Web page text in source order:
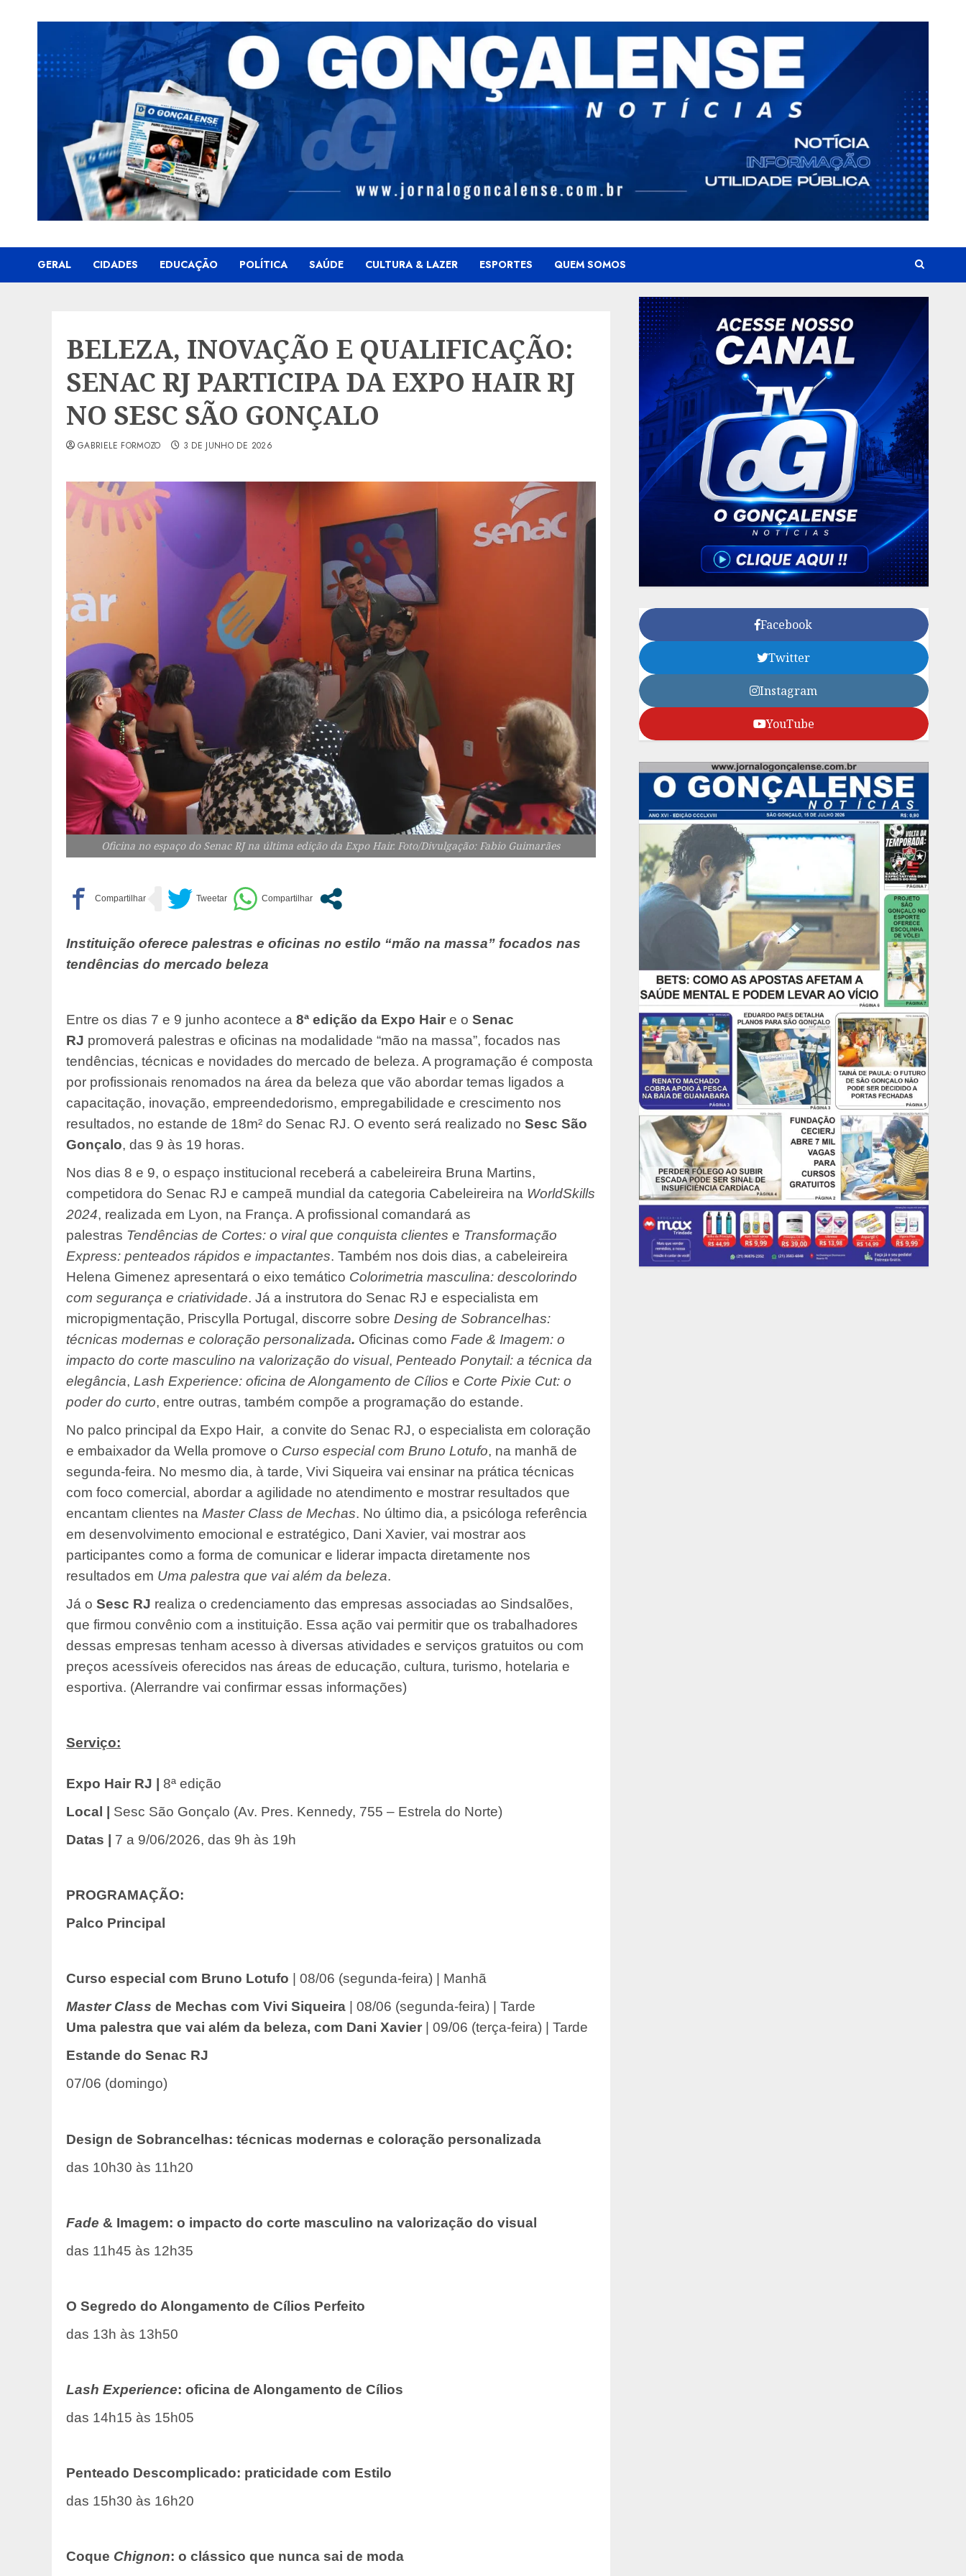
GERAL CIDADES EDUCAÇÃO POLÍTICA SAÚDE CULTURA & LAZER ESPORTES QUEM SOMOS
BELEZA, INOVAÇÃO E QUALIFICAÇÃO:
SENAC RJ PARTICIPA DA EXPO HAIR RJ
NO SESC SÃO GONÇALO
GABRIELE FORMOZO 3 DE JUNHO DE 2026
Oficina no espaço do Senac RJ na última edição da Expo Hair. Foto/Divulgação: Fabio Guimarães
Instituição oferece palestras e oficinas no estilo “mão na massa” focados nas
tendências do mercado beleza
Entre os dias 7 e 9 junho acontece a 8ª edição da Expo Hair e o Senac
RJ promoverá palestras e oficinas na modalidade “mão na massa”, focados nas
tendências, técnicas e novidades do mercado de beleza. A programação é composta
por profissionais renomados na área da beleza que vão abordar temas ligados a
capacitação, inovação, empreendedorismo, empregabilidade e crescimento nos
resultados, no estande de 18m² do Senac RJ. O evento será realizado no Sesc São
Gonçalo, das 9 às 19 horas.
Nos dias 8 e 9, o espaço institucional receberá a cabeleireira Bruna Martins,
competidora do Senac RJ e campeã mundial da categoria Cabeleireira na WorldSkills
2024, realizada em Lyon, na França. A profissional comandará as
palestras Tendências de Cortes: o viral que conquista clientes e Transformação
Express: penteados rápidos e impactantes. Também nos dois dias, a cabeleireira
Helena Gimenez apresentará o eixo temático Colorimetria masculina: descolorindo
com segurança e criatividade. Já a instrutora do Senac RJ e especialista em
micropigmentação, Priscylla Portugal, discorre sobre Desing de Sobrancelhas:
técnicas modernas e coloração personalizada. Oficinas como Fade & Imagem: o
impacto do corte masculino na valorização do visual, Penteado Ponytail: a técnica da
elegância, Lash Experience: oficina de Alongamento de Cílios e Corte Pixie Cut: o
poder do curto, entre outras, também compõe a programação do estande.
No palco principal da Expo Hair, a convite do Senac RJ, o especialista em coloração
e embaixador da Wella promove o Curso especial com Bruno Lotufo, na manhã de
segunda-feira. No mesmo dia, à tarde, Vivi Siqueira vai ensinar na prática técnicas
com foco comercial, abordar a agilidade no atendimento e mostrar resultados que
encantam clientes na Master Class de Mechas. No último dia, a psicóloga referência
em desenvolvimento emocional e estratégico, Dani Xavier, vai mostrar aos
participantes como a forma de comunicar e liderar impacta diretamente nos
resultados em Uma palestra que vai além da beleza.
Já o Sesc RJ realiza o credenciamento das empresas associadas ao Sindsalões,
que firmou convênio com a instituição. Essa ação vai permitir que os trabalhadores
dessas empresas tenham acesso à diversas atividades e serviços gratuitos ou com
preços acessíveis oferecidos nas áreas de educação, cultura, turismo, hotelaria e
esportiva. (Alerrandre vai confirmar essas informações)
Serviço:
Expo Hair RJ |
8ª edição
Local |
Sesc São Gonçalo (Av. Pres. Kennedy, 755 – Estrela do Norte)
Datas |
7 a 9/06/2026, das 9h às 19h
PROGRAMAÇÃO:
Palco Principal
Curso especial com Bruno Lotufo | 08/06 (segunda-feira) | Manhã
Master Class de Mechas com Vivi Siqueira | 08/06 (segunda-feira) | Tarde
Uma palestra que vai além da beleza, com Dani Xavier
| 09/06 (terça-feira) | Tarde
Estande do Senac RJ
07/06 (domingo)
Design de Sobrancelhas: técnicas modernas e coloração personalizada
das 10h30 às 11h20
Fade & Imagem: o impacto do corte masculino na valorização do visual
das 11h45 às 12h35
O Segredo do Alongamento de Cílios Perfeito
das 13h às 13h50
Lash Experience: oficina de Alongamento de Cílios
das 14h15 às 15h05
Penteado Descomplicado: praticidade com Estilo
das 15h30 às 16h20
Coque Chignon: o clássico que nunca sai de moda
Facebook
Twitter
Instagram
YouTube